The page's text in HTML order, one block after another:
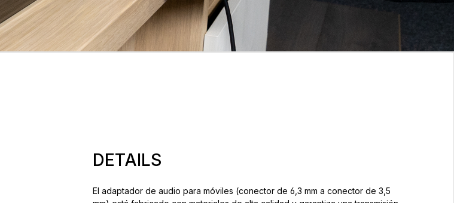
DETAILS
El adaptador de audio para móviles (conector de 6,3 mm a conector de 3,5